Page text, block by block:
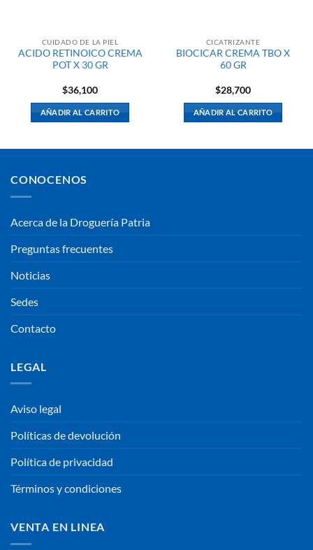
CUIDADO DE LA PIEL
ACIDO RETINOICO CREMA
POT X 30 GR
$36,100
AÑADIR AL CARRITO
CICATRIZANTE
BIOCICAR CREMA TBO X
60 GR
$28,700
AÑADIR AL CARRITO
CONOCENOS
Acerca de la Droguería Patria
Preguntas frecuentes
Noticias
Sedes
Contacto
LEGAL
Aviso legal
Políticas de devolución
Política de privacidad
Términos y condiciones
VENTA EN LINEA